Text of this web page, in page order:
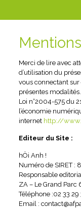
Merci de lire avec
d’utilisation du
vous connectant sur
présentes
Loi n°2004-575 du
l’économie
internet http://
Editeur du Site :
hÖi Anh !
Numéro de SIRET
Responsable
ZA – Le Grand Parc
Téléphone :02 33 29
Email :